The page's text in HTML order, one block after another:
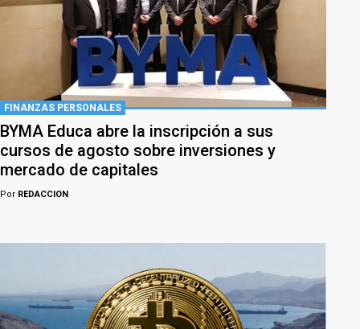
FINANZAS PERSONALES
BYMA Educa abre la inscripción a sus
cursos de agosto sobre inversiones y
mercado de capitales
Por REDACCION